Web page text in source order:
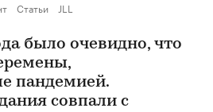
Статьи JLL
было очевидно, что
пандемией.
совпали с